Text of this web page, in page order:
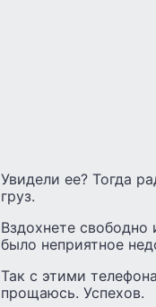
Увидели ее? Тогда
груз.
Вздохнете свободно
было неприятное
Так с этими
прощаюсь. Успехов.